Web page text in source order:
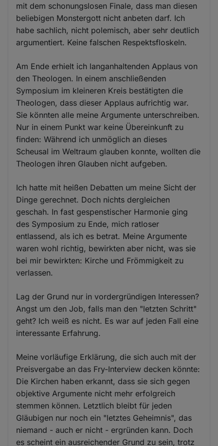
mit dem schonungslosen Finale, dass man diesen
beliebigen Monstergott nicht anbeten darf. Ich
habe sachlich, nicht polemisch, aber sehr deutlich
argumentiert. Keine falschen Respektsfloskeln.
Am Ende erhielt ich langanhaltenden Applaus von
den Theologen. In einem anschließenden
Symposium im kleineren Kreis bestätigten die
Theologen, dass dieser Applaus aufrichtig war.
Sie könnten alle meine Argumente unterschreiben.
Nur in einem Punkt war keine Übereinkunft zu
finden: Während ich unmöglich an dieses
Scheusal im Weltraum glauben konnte, wollten die
Theologen ihren Glauben nicht aufgeben.
Ich hatte mit heißen Debatten um meine Sicht der
Dinge gerechnet. Doch nichts dergleichen
geschah. In fast gespenstischer Harmonie ging
des Symposium zu Ende, mich ratloser
entlassend, als ich es betrat. Meine Argumente
waren wohl richtig, bewirkten aber nicht, was sie
bei mir bewirkten: Kirche und Frömmigkeit zu
verlassen.
Lag der Grund nur in vordergründigen Interessen?
Angst um den Job, falls man den "letzten Schritt"
geht? Ich weiß es nicht. Es war auf jeden Fall eine
interessante Erfahrung.
Meine vorläufige Erklärung, die sich auch mit der
Preisvergabe an das Fry-Interview decken könnte:
Die Kirchen haben erkannt, dass sie sich gegen
objektive Argumente nicht mehr erfolgreich
stemmen können. Letztlich bleibt für jeden
Gläubigen nur noch ein "letztes Geheimnis", das
niemand - auch er nicht - ergründen kann. Doch
es scheint ein ausreichender Grund zu sein, trotz